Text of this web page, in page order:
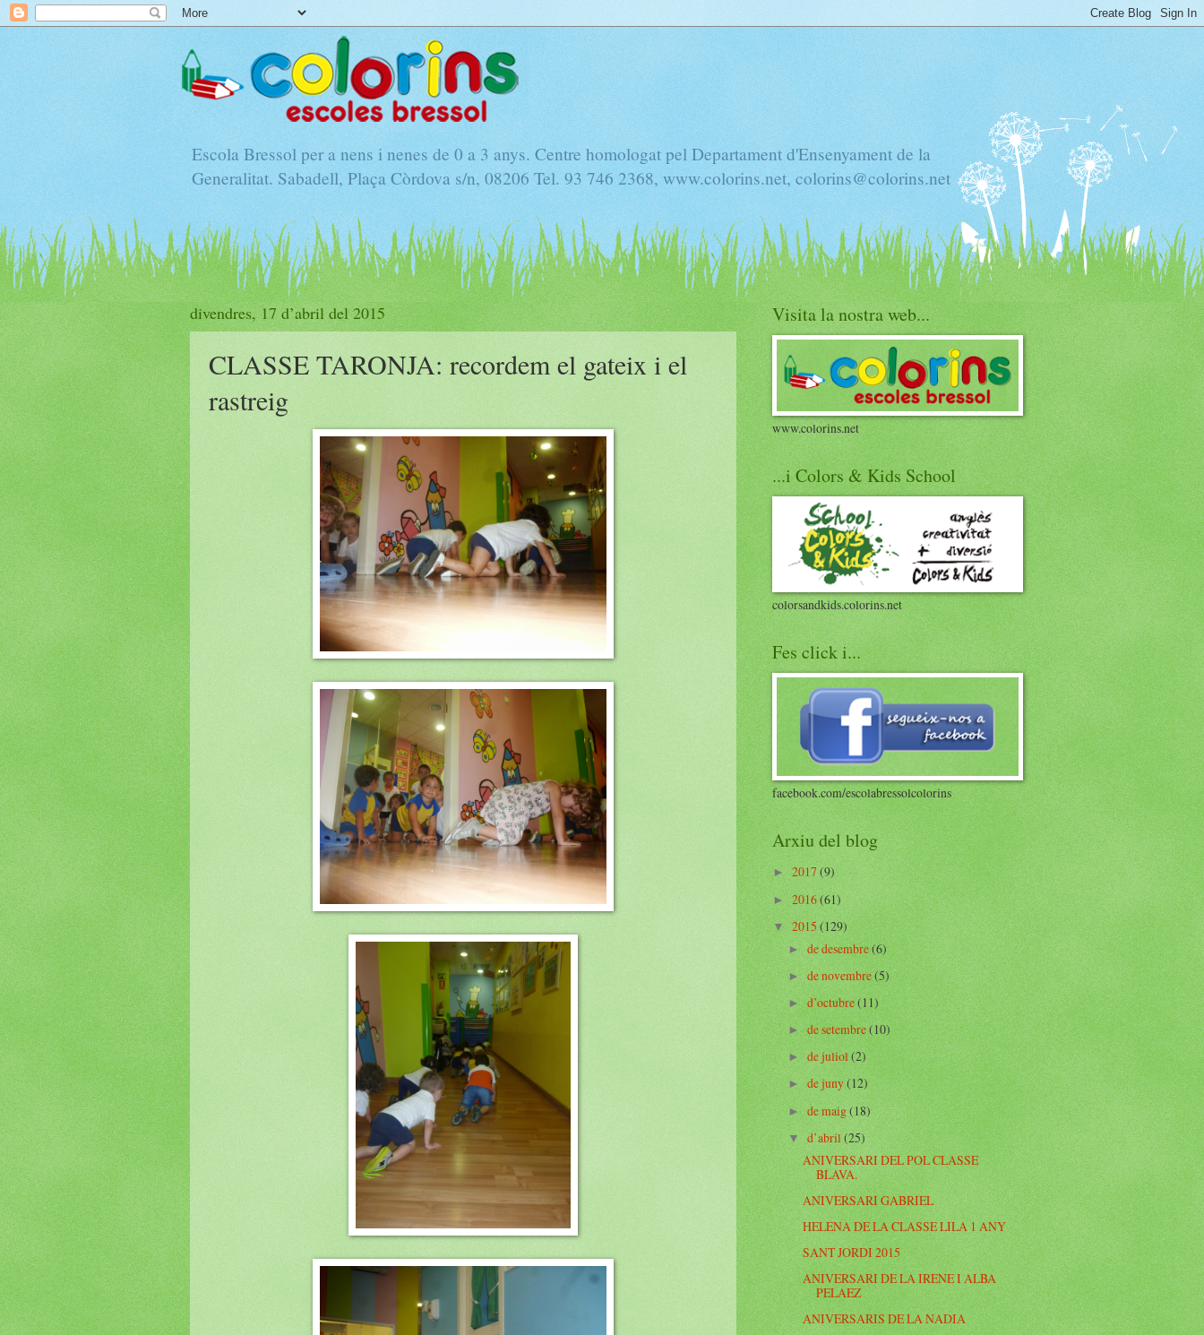
Escola Bressol per a nens i nenes de 0 a 3 anys. Centre homologat pel Departament d'Ensenyament de la
Generalitat. Sabadell, Plaça Còrdova s/n, 08206 Tel. 93 746 2368, www.colorins.net, colorins@colorins.net
divendres, 17 d’abril del 2015
CLASSE TARONJA: recordem el gateix i el
rastreig
Visita la nostra web...
www.colorins.net
...i Colors & Kids School
colorsandkids.colorins.net
Fes click i...
facebook.com/escolabressolcolorins
Arxiu del blog
►2017(9)
►2016(61)
▼2015(129)
►de desembre(6)
►de novembre(5)
►d’octubre(11)
►de setembre(10)
►de juliol(2)
► de juny(12)
►de maig(18)
▼ d’abril(25)
ANIVERSARI DEL POL CLASSE
BLAVA.
ANIVERSARI GABRIEL
HELENA DE LA CLASSE LILA 1 ANY
SANT JORDI 2015
ANIVERSARI DE LA IRENE I ALBA
PELAEZ
ANIVERSARIS DE LA NADIA